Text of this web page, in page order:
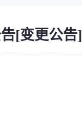
[变更公告]